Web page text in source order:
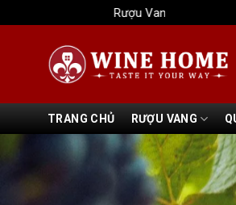
qua
Rượu Vang Wine Home
TRANG CHỦ RƯỢU VANG